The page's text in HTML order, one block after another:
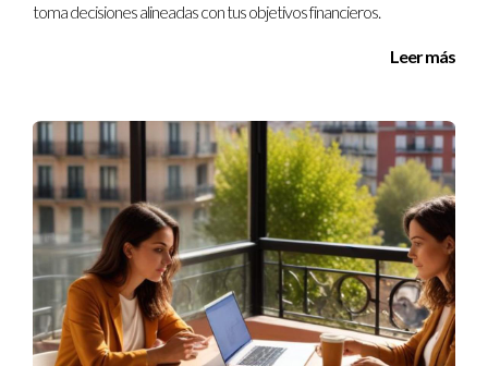
¿Qué pasa si no declaro mis ingresos por alquiler?
No declarar tus ingresos puede resultar en sanciones
fundamental cumplir con todas las obligaciones fiscales
correspondientes.
¿Necesito un contrato formal para alquilar mi
vivienda?
Sí, es recomendable firmar un contrato formal que cumpla
con la normativa vigente para proteger tanto al arrendador
como al inquilino.
toma decisiones alineadas con tus objetivos financieros.
Leer más